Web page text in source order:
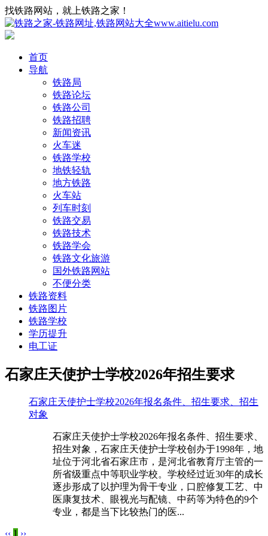
找铁路网站，就上铁路之家！
首页
导航
铁路局
铁路论坛
铁路公司
铁路招聘
新闻资讯
火车迷
铁路学校
地铁轻轨
地方铁路
火车站
列车时刻
铁路交易
铁路技术
铁路学会
铁路文化旅游
国外铁路网站
不便分类
铁路资料
铁路图片
铁路学校
学历提升
电工证
石家庄天使护士学校2026年招生要求
石家庄天使护士学校2026年报名条件、招生要求、招生
对象
石家庄天使护士学校2026年报名条件、招生要求、
招生对象，石家庄天使护士学校创办于1998年，地
址位于河北省石家庄市，是河北省教育厅主管的一
所省级重点中等职业学校。学校经过近30年的成长
逐步形成了以护理为骨干专业，口腔修复工艺、中
医康复技术、眼视光与配镜、中药等为特色的9个
专业，都是当下比较热门的医...
‹‹ 1 ››